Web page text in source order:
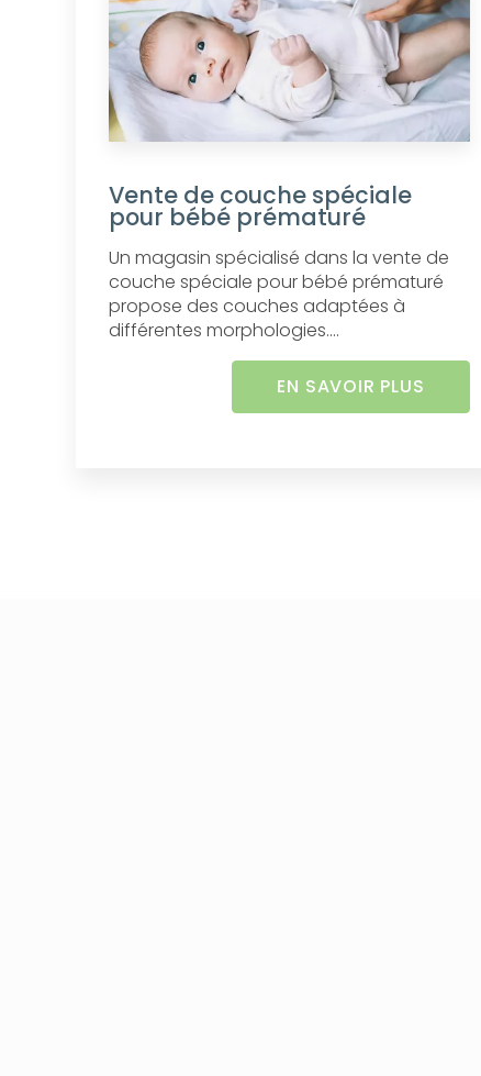
Vente de couche spéciale
pour bébé prématuré
Un magasin spécialisé dans la vente de
couche spéciale pour bébé prématuré
propose des couches adaptées à
différentes morphologies....
EN SAVOIR PLUS